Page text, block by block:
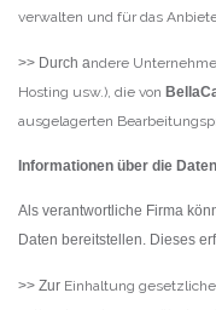
verwalten und für das
>> Durch andere
Hosting usw.), die von
ausgelagerten
Informationen über die Daten
Als verantwortliche Firma
Daten bereitstellen. Dieses
>> Zur Einhaltung